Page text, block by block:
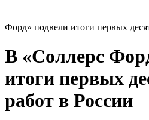
Форд» подвели итоги первых
В «Соллерс
итоги первых
работ в России